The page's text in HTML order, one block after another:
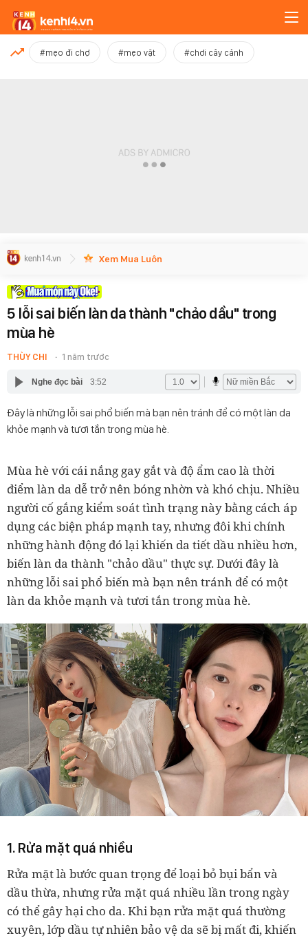
MỚI NHẤT
#mẹo đi chợ #mẹo vặt #chơi cây cảnh
Xem Mua Luôn
5 lỗi sai biến làn da thành "chảo dầu" trong
mùa hè
THÙY CHI 1 năm trước
Nghe đọc bài 3:52
Đây là những lỗi sai phổ biến mà bạn nên tránh để có một làn da
khỏe mạnh và tươi tắn trong mùa hè.
Mùa hè với cái nắng gay gắt và độ ẩm cao là thời
điểm làn da dễ trở nên bóng nhờn và khó chịu. Nhiều
người cố gắng kiểm soát tình trạng này bằng cách áp
dụng các biện pháp mạnh tay, nhưng đôi khi chính
những hành động đó lại khiến da tiết dầu nhiều hơn,
biến làn da thành "chảo dầu" thực sự. Dưới đây là
những lỗi sai phổ biến mà bạn nên tránh để có một
làn da khỏe mạnh và tươi tắn trong mùa hè.
1. Rửa mặt quá nhiều
Rửa mặt là bước quan trọng để loại bỏ bụi bẩn và
dầu thừa, nhưng rửa mặt quá nhiều lần trong ngày
có thể gây hại cho da. Khi bạn rửa mặt quá thường
xuyên, lớp dầu tự nhiên bảo vệ da sẽ bị mất đi, khiến